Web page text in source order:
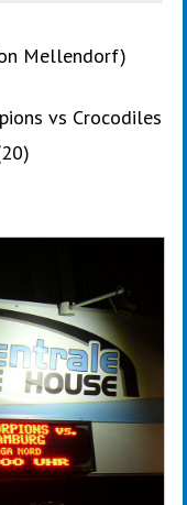
Mellendorf)
vs Crocodiles